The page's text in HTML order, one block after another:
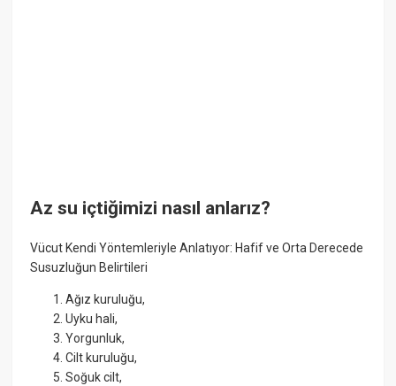
Az su içtiğimizi nasıl anlarız?
Vücut Kendi Yöntemleriyle Anlatıyor: Hafif ve Orta Derecede
Susuzluğun Belirtileri
Ağız kuruluğu,
Uyku hali,
Yorgunluk,
Cilt kuruluğu,
Soğuk cilt,